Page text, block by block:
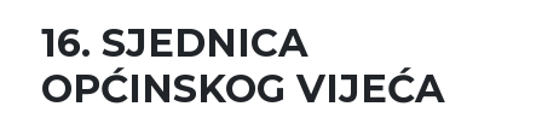
16. SJEDNICA
OPĆINSKOG VIJEĆA